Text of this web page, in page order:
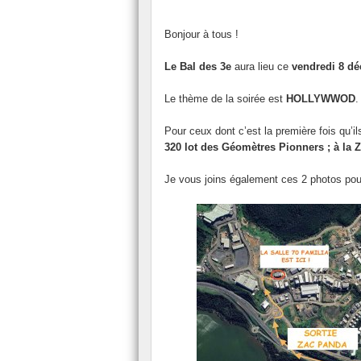
2023
2024
2025
2026
Bonjour à tous !
Le Bal des 3e aura lieu ce vendredi 8
Le thème de la soirée est HOLLYWWOD.
Pour ceux dont c’est la première fois
320 lot des Géomètres Pionners ; à la
Je vous joins également ces 2 photos